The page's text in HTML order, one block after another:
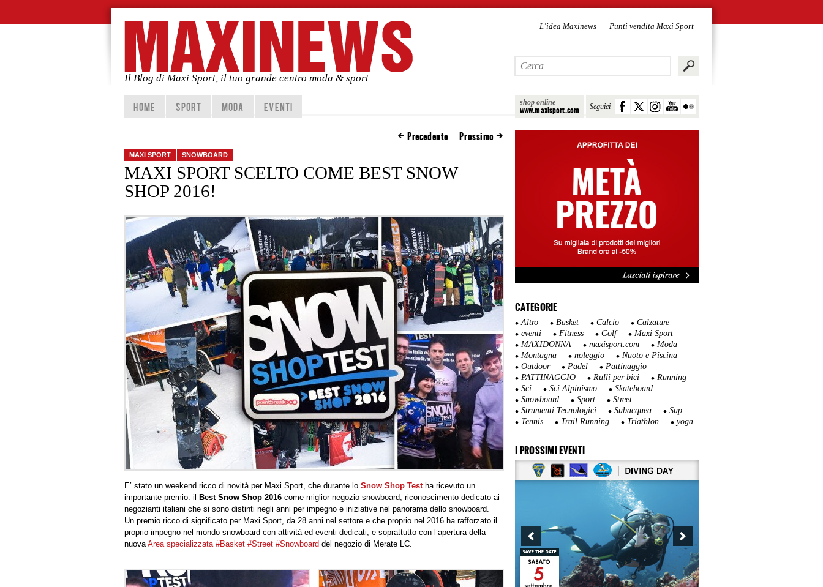
Il Blog di Maxi Sport, il tuo grande centro moda & sport
shop online
www.maxisport.com Seguici
L’idea Maxinews Punti vendita Maxi Sport
Vai al contenuto principale
Vai al contenuto secondario
HOME SPORT MODA EVENTI
Precedente Prossimo
MAXI SPORT SNOWBOARD
MAXI SPORT SCELTO COME BEST SNOW
SHOP 2016!
E’ stato un weekend ricco di novità per Maxi Sport, che durante lo Snow Shop Testha ricevuto un
importante premio: il
Best Snow Shop 2016 come miglior negozio snowboard, riconoscimento dedicato ai
negozianti italiani che si sono distinti negli anni per impegno e iniziative nel panorama dello snowboard.
Un premio ricco di significato per Maxi Sport, da 28 anni nel settore e che proprio nel 2016 ha rafforzato il
proprio impegno nel mondo snowboard con attività ed eventi dedicati, e soprattutto con l’apertura della
nuovaArea specializzata #Basket #Street #Snowboard del negozio di Merate LC.
CATEGORIE
Altro Basket Calcio
Calzature
eventi
Fitness Golf
Maxi Sport
MAXIDONNA
maxisport.com
Moda
Montagna
noleggio
Nuoto e Piscina
Outdoor
Padel
Pattinaggio
PATTINAGGIO
Rulli per bici
Running
Sci
Sci Alpinismo
Skateboard
Snowboard
Sport
Street
Strumenti Tecnologici
Subacquea
Sup
Tennis
Trail Running Triathlon yoga
I PROSSIMI EVENTI